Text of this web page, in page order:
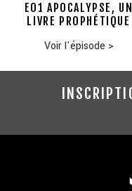
E01 APOCALYPSE, UN
LIVRE PROPHÉTIQUE
Voir l'épisode >